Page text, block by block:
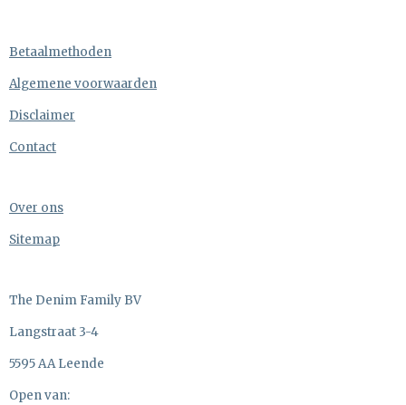
Betaalmethoden
Algemene voorwaarden
Disclaimer
Contact
Over ons
Sitemap
The Denim Family BV
Langstraat 3-4
5595 AA Leende
Open van: